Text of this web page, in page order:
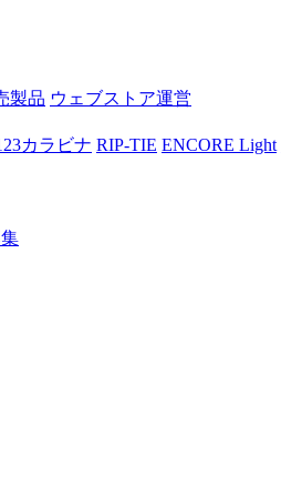
製品 ウェブストア運営
カラビナ RIP-TIE ENCORE Light